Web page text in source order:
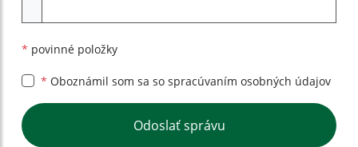
* povinné položky
* Oboznámil som sa so spracúvaním osobných údajov
Google reCaptcha Response
Odoslať správu